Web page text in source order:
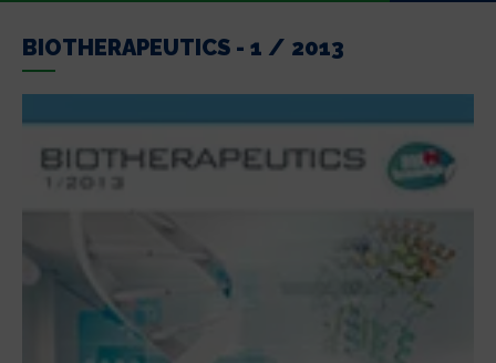
BIOTHERAPEUTICS - 1 / 2013